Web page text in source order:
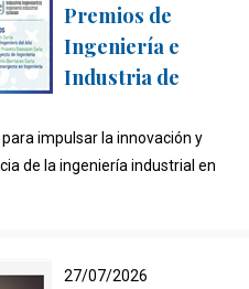
Premios de
Ingeniería e
Industria de
impulsar la innovación y
de la ingeniería industrial en
27/07/2026